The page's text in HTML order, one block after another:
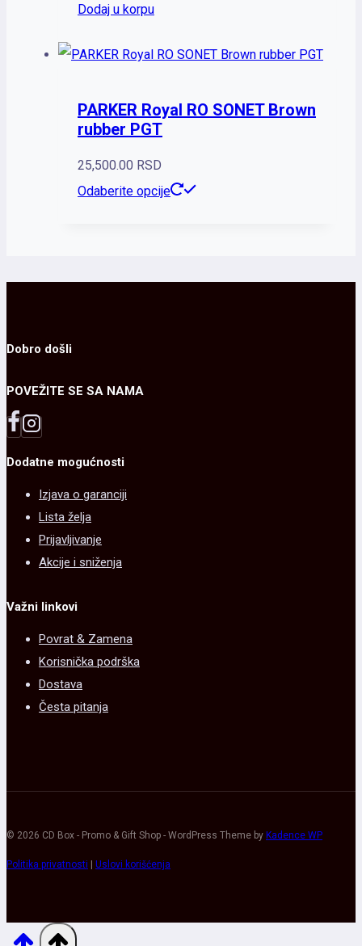
Dodaj u korpu
PARKER Royal RO SONET Brown
rubber PGT
25,500.00 RSD
Odaberite opcije
Dobro došli
POVEŽITE SE SA NAMA
Dodatne mogućnosti
Izjava o garanciji
Lista želja
Prijavljivanje
Akcije i sniženja
Važni linkovi
Povrat & Zamena
Korisnička podrška
Dostava
Česta pitanja
© 2026 CD Box - Promo & Gift Shop - WordPress Theme by Kadence WP
Politika privatnosti Uslovi korišćenja